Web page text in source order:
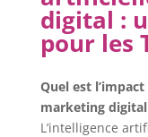
digital :
pour les
Quel est
marketing digital
L’intelligence